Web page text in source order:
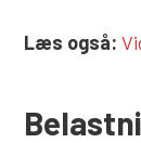
Læs
Læs også: